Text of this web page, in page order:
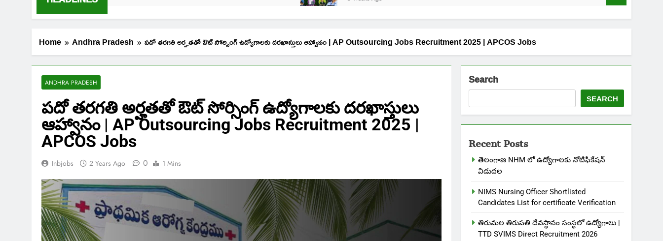
Home Andhra Pradesh పదో తరగతి అర్హతతో ఔట్ సోర్సింగ్ ఉద్యోగాలకు దరఖాస్తులు ఆహ్వానం | AP Outsourcing Jobs Recruitment 2025 | APCOS Jobs
ANDHRA PRADESH
పదో తరగతి అర్హతతో ఔట్ సోర్సింగ్ ఉద్యోగాలకు దరఖాస్తులు
ఆహ్వానం | AP Outsourcing Jobs Recruitment 2025 |
APCOS Jobs
Inbjobs 2 Years Ago 0 1 Mins
Search
SEARCH
Recent Posts
తెలంగాణ NHM లో ఉద్యోగాలకు నోటిఫికేషన్
విడుదల
NIMS Nursing Officer Shortlisted
Candidates List for certificate Verification
తిరుమల తిరుపతి దేవస్థానం సంస్థలో ఉద్యోగాలు |
TTD SVIMS Direct Recruitment 2026